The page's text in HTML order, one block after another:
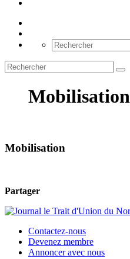
Mobilisation
Mobilisation
Partager
Contactez-nous
Devenez membre
Annoncer avec nous